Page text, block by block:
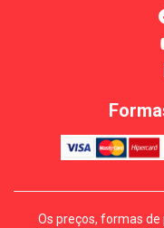
Os preços, formas